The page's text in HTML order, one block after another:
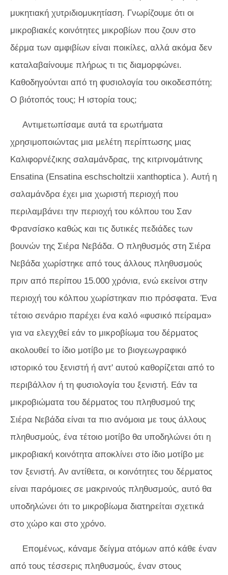
μυκητιακή χυτριδιομυκητίαση. Γνωρίζουμε ότι οι
μικροβιακές κοινότητες μικροβίων που ζουν στο
δέρμα των αμφιβίων είναι ποικίλες, αλλά ακόμα δεν
καταλαβαίνουμε πλήρως τι τις διαμορφώνει.
Καθοδηγούνται από τη φυσιολογία του οικοδεσπότη;
Ο βιότοπός τους; Η ιστορία τους;
Αντιμετωπίσαμε αυτά τα ερωτήματα
χρησιμοποιώντας μια μελέτη περίπτωσης μιας
Καλιφορνέζικης σαλαμάνδρας, της κιτρινομάτινης
Ensatina (Ensatina eschscholtzii xanthoptica). Αυτή η
σαλαμάνδρα έχει μια χωριστή περιοχή που
περιλαμβάνει την περιοχή του κόλπου του Σαν
Φρανσίσκο καθώς και τις δυτικές πεδιάδες των
βουνών της Σιέρα Νεβάδα. Ο πληθυσμός στη Σιέρα
Νεβάδα χωρίστηκε από τους άλλους πληθυσμούς
πριν από περίπου 15.000 χρόνια, ενώ εκείνοι στην
περιοχή του κόλπου χωρίστηκαν πιο πρόσφατα. Ένα
τέτοιο σενάριο παρέχει ένα καλό «φυσικό πείραμα»
για να ελεγχθεί εάν το μικροβίωμα του δέρματος
ακολουθεί το ίδιο μοτίβο με το βιογεωγραφικό
ιστορικό του ξενιστή ή αντ' αυτού καθορίζεται από το
περιβάλλον ή τη φυσιολογία του ξενιστή. Εάν τα
μικροβιώματα του δέρματος του πληθυσμού της
Σιέρα Νεβάδα είναι τα πιο ανόμοια με τους άλλους
πληθυσμούς, ένα τέτοιο μοτίβο θα υποδηλώνει ότι η
μικροβιακή κοινότητα αποκλίνει στο ίδιο μοτίβο με
τον ξενιστή. Αν αντίθετα, οι κοινότητες του δέρματος
είναι παρόμοιες σε μακρινούς πληθυσμούς, αυτό θα
υποδηλώνει ότι το μικροβίωμα διατηρείται σχετικά
στο χώρο και στο χρόνο.
Επομένως, κάναμε δείγμα ατόμων από κάθε έναν
από τους τέσσερις πληθυσμούς, έναν στους